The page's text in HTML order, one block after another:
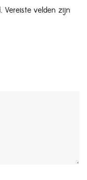
Vereiste velden zijn